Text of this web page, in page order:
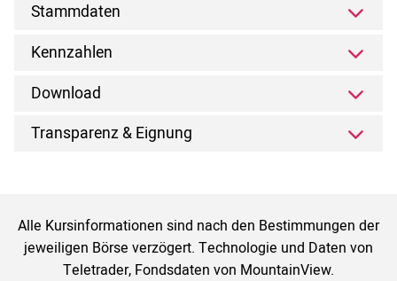
Stammdaten
Kennzahlen
Download
Transparenz & Eignung
Alle Kursinformationen sind nach den Bestimmungen der
jeweiligen Börse verzögert. Technologie und Daten von
Teletrader, Fondsdaten von MountainView.